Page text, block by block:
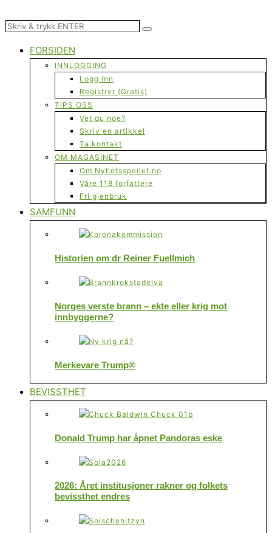
FORSIDEN
INNLOGGING
Logg inn
Registrer (Gratis)
TIPS OSS
Vet du noe?
Skriv en artikkel
Ta kontakt
OM MAGASINET
Om Nyhetsspeilet.no
Våre 118 forfattere
Fri gjenbruk
SAMFUNN
Historien om dr Reiner Fuellmich
Norges verste brann – ekte eller krig mot
innbyggerne?
Merkevare Trump®
BEVISSTHET
Donald Trump har åpnet Pandoras eske
2026: Året institusjoner rakner og folkets
bevissthet endres